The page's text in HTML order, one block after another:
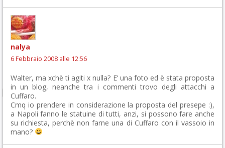
nalya
6 Febbraio 2008 alle 12:56
Walter, ma xchè ti agiti x nulla? E’ una foto ed è stata proposta
in un blog, neanche tra i commenti trovo degli attacchi a
Cuffaro.
Cmq io prendere in considerazione la proposta del presepe :),
a Napoli fanno le statuine di tutti, anzi, si possono fare anche
su richiesta, perchè non farne una di Cuffaro con il vassoio in
mano?